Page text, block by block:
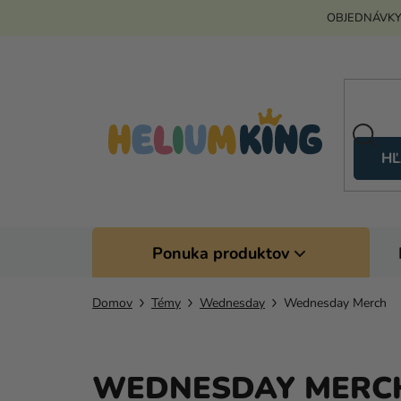
Ponuka produktov
Domov Témy Wednesday Wednesday Merch
WEDNESDAY